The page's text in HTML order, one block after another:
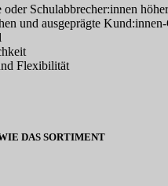
Schulabbrecher:innen
und ausgeprägte
Flexibilität
DAS SORTIMENT